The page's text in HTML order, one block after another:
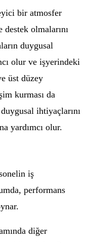
bir atmosfer
olmalarını
duygusal
olur ve işyerindeki
üst düzey
kurması da
ihtiyaçlarını
yardımcı olur.
iş
performans
diğer